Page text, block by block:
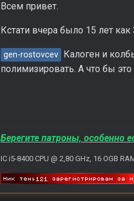
Всем привет.
Кстати вчера было 15 лет
gen-rostovcev
Калоген и
полимизировать. А что бы
Берегите патроны, особенно
IC i5-8400 CPU @ 2,80 GHz, 16 OGB